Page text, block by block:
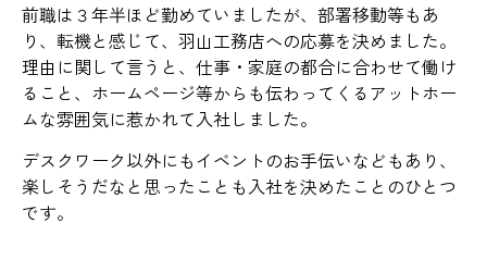
前職は３年半ほど勤めていましたが、部署移動等もあ
り、転機と感じて、羽山工務店への応募を決めました。
理由に関して言うと、仕事・家庭の都合に合わせて働け
ること、ホームページ等からも伝わってくるアットホー
ムな雰囲気に惹かれて入社しました。
デスクワーク以外にもイベントのお手伝いなどもあり、
楽しそうだなと思ったことも入社を決めたことのひとつ
です。